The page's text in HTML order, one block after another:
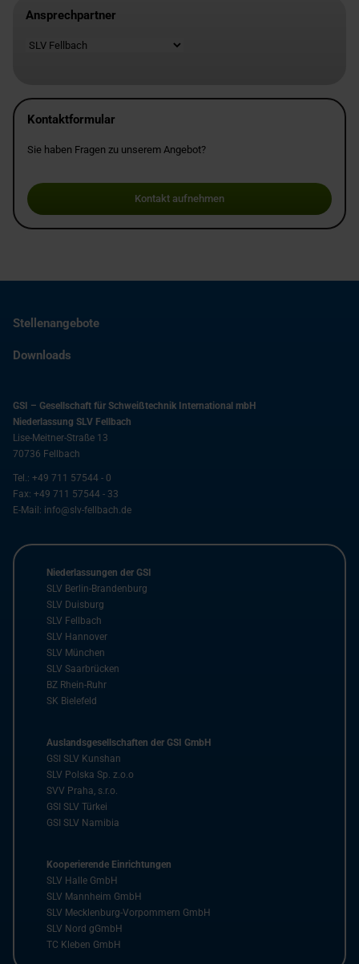
Ansprechpartner
Standort
Kontaktformular
Sie haben Fragen zu unserem Angebot?
Kontakt aufnehmen
Stellenangebote
Downloads
GSI – Gesellschaft für Schweißtechnik International mbH
Niederlassung SLV Fellbach
Lise-Meitner-Straße 13
70736 Fellbach
Tel.: +49 711 57544 - 0
Fax: +49 711 57544 - 33
E-Mail: info@slv-fellbach.de
Niederlassungen der GSI
SLV Berlin-Brandenburg
SLV Duisburg
SLV Fellbach
SLV Hannover
SLV München
SLV Saarbrücken
BZ Rhein-Ruhr
SK Bielefeld
Auslandsgesellschaften der GSI GmbH
GSI SLV Kunshan
SLV Polska Sp. z.o.o
SVV Praha, s.r.o.
GSI SLV Türkei
GSI SLV Namibia
Kooperierende Einrichtungen
SLV Halle GmbH
SLV Mannheim GmbH
SLV Mecklenburg-Vorpommern GmbH
SLV Nord gGmbH
TC Kleben GmbH